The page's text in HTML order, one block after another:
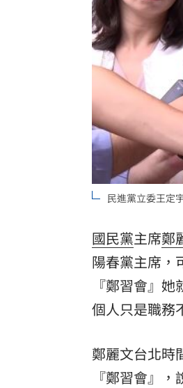
LIVE三立+24小
三立iNEWS新聞
台彩父親節推
商場戰國來臨
「拍片人的多
8國球員齊聚高
民進黨立委王定
國民黨主席鄭
陽春黨主席，
『鄭習會』
個人只是職務
鄭麗文台北時
『鄭習會』